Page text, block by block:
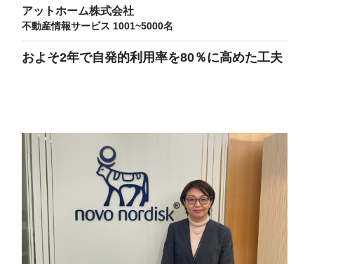
アットホーム株式会社
不動産情報サービス 1001~5000名
およそ2年で自発的利用率を80％に高めた工夫